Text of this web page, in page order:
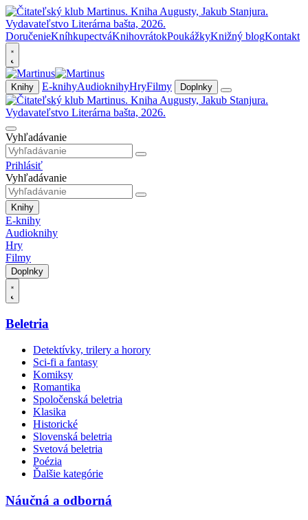
DoručenieKníhkupectváKnihovrátokPoukážkyKnižný blogKontakt
Knihy E-knihyAudioknihyHryFilmy Doplnky
Vyhľadávanie
Prihlásiť
Vyhľadávanie
Knihy
E-knihy
Audioknihy
Hry
Filmy
Doplnky
Beletria
Detektívky, trilery a horory
Sci-fi a fantasy
Komiksy
Romantika
Spoločenská beletria
Klasika
Historické
Slovenská beletria
Svetová beletria
Poézia
Ďalšie kategórie
Náučná a odborná